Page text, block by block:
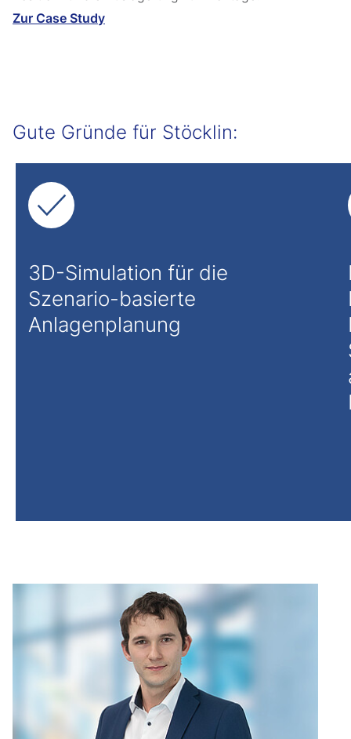
Zur Case Study
Gute Gründe für Stöcklin:
3D-Simulation für die
Szenario-basierte
Anlagenplanung